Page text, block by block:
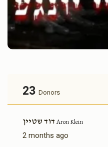
23 Donors
Aron Klein
2 months ago